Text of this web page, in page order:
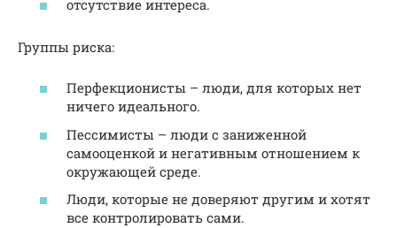
отсутствие интереса.
Группы риска:
Перфекционисты – люди, для которых нет
ничего идеального.
Пессимисты – люди с заниженной
самооценкой и негативным отношением к
окружающей среде.
Люди, которые не доверяют другим и хотят
все контролировать сами.